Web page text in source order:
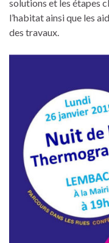
solutions et les étapes
l’habitat ainsi que les
des travaux.